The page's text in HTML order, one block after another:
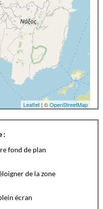
Leaflet| ©OpenStreetMap
:
fond de plan
de la zone
écran